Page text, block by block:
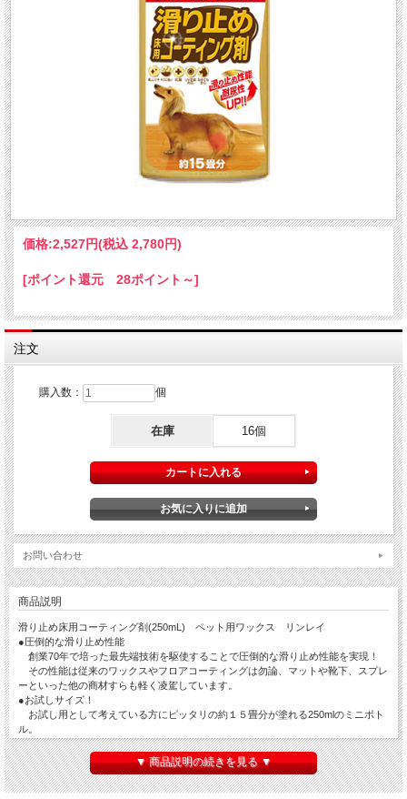
価格:2,527円(税込 2,780円)
[ポイント還元 28ポイント～]
注文
購入数： 個
在庫 16個
お問い合わせ
商品説明
滑り止め床用コーティング剤(250mL) ペット用ワックス リンレイ
●圧倒的な滑り止め性能
創業70年で培った最先端技術を駆使することで圧倒的な滑り止め性能を実現！
その性能は従来のワックスやフロアコーティングは勿論、マットや靴下、スプレ
ーといった他の商材すらも軽く凌駕しています。
●お試しサイズ！
お試し用として考えている方にピッタリの約１５畳分が塗れる250mlのミニボト
ル。
ちょっと気になった場所を塗って効果を試してみたい方にオススメです。
●優れた耐久性
人間と犬が共存する特殊な環境であるがゆえ、使用状況によって従来のワックス
では表面形状が変化することがままあり、極端に耐久期間が短くなることがありま
▼ 商品説明の続きを見る ▼